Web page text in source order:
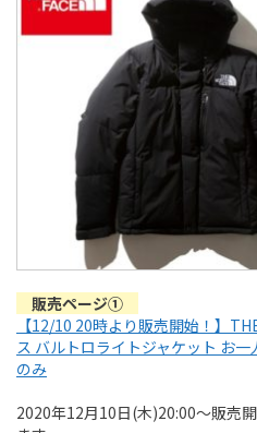
販売ページ①
【12/10 20時より販売開始！】
ス バルトロライトジャケット お
のみ
2020年12月10日(木)20:00～販売